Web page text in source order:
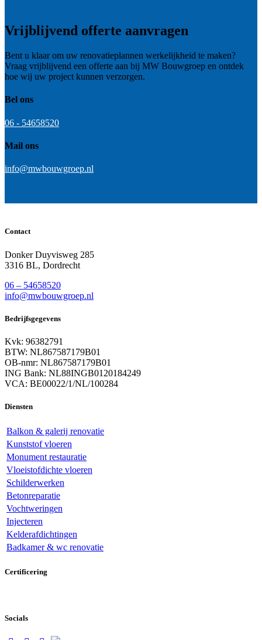
Vrijblijvend offerte aanvragen
Bent u klaar om uw renovatieplannen werkelijkheid te maken?
Vraag vrijblijvend een offerte aan bij MW Bouwgroep en ontdek
hoe wij uw project kunnen verzorgen.
Bel ons
06 - 54658520
Mail ons
info@mwbouwgroep.nl
Contact
Donker Duyvisweg 285
3316 BL, Dordrecht
06 – 54658520
info@mwbouwgroep.nl
Bedrijfsgegevens
Kvk: 96382791
BTW: NL867587179B01
OB-nmr: NL867587179B01
ING Bank: NL88INGB0120184249
VCA: BE00022/1/NL/100284
Diensten
Balkon & galerij renovatie
Kunststof vloeren
Monument restauratie
Vloeistofdichte vloeren
Schilderwerken
Betonreparatie
Vochtweringen
Injecteren
Kelderafdichtingen
Badkamer & wc renovatie
Certificering
Socials